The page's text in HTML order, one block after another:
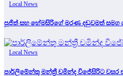
Local News
පූජිත් සහ හේමසිරිගේ මරණ දඩුවමත් සමග
Local News
පාර්ලිමේන්තු මන්ත්‍රී චමින්ද විජේසිරිට වසර